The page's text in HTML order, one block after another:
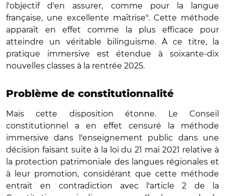
l'objectif d'en assurer, comme pour la langue
française, une excellente maîtrise". Cette méthode
apparaît en effet comme la plus efficace pour
atteindre un véritable bilinguisme. À ce titre, la
pratique immersive est étendue à soixante-dix
nouvelles classes à la rentrée 2025.
Problème de constitutionnalité
Mais cette disposition étonne. Le Conseil
constitutionnel a en effet censuré la méthode
immersive dans l'enseignement public dans une
décision faisant suite à la loi du 21 mai 2021 relative à
la protection patrimoniale des langues régionales et
à leur promotion, considérant que cette méthode
entrait en contradiction avec l'article 2 de la